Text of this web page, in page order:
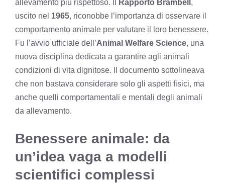
allevamento più rispettoso. Il
Rapporto Brambell ,
uscito nel 1965, riconobbe l’importanza di osservare il
comportamento animale per valutare il loro benessere.
Fu l’avvio ufficiale dell’Animal Welfare Science, una
nuova disciplina dedicata a garantire agli animali
condizioni di vita dignitose. Il documento sottolineava
che non bastava considerare solo gli aspetti fisici, ma
anche quelli comportamentali e mentali degli animali
da allevamento.
Benessere animale: da
un’idea vaga a modelli
scientifici complessi